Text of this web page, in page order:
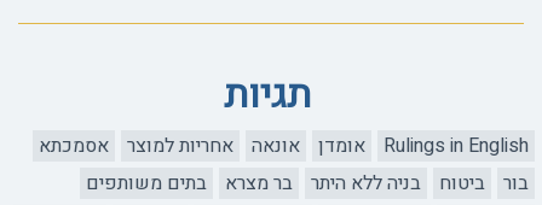
תגיות
Rulings in English אומדן אונאה אחריות למוצר
אסמכתא
בור
ביטוח בניה ללא היתר בר מצרא
בתים משותפים